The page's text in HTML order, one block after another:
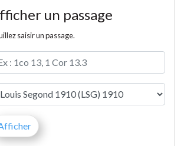
un passage
saisir un passage.